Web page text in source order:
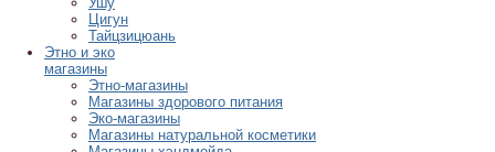
Цигун
Тайцзицюань
Этно и эко
магазины
Этно-магазины
Магазины здорового питания
Эко-магазины
Магазины натуральной косметики